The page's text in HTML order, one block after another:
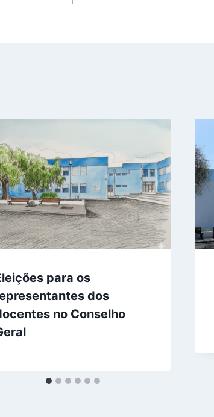
para os
dos
no Conselho